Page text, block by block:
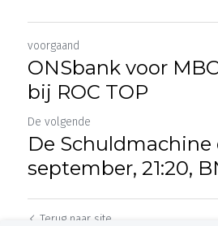
voorgaand
ONSbank voor
bij ROC TOP
De volgende
De Schuldmachine
september, 21:20,
Terug naar site